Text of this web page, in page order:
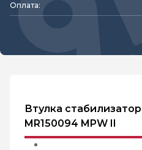
Оплата:
Втулка
MR150094 MPW II